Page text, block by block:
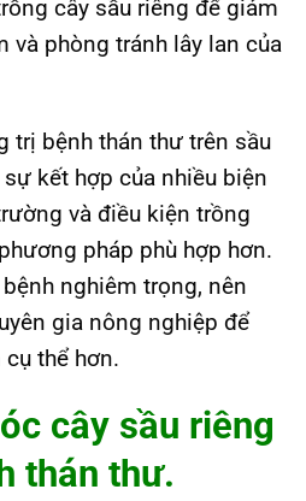
cây sầu riêng để giảm
và phòng tránh lây lan của
trị bệnh thán thư trên sầu
kết hợp của nhiều biện
và điều kiện trồng
pháp phù hợp hơn.
nghiêm trọng, nên
gia nông nghiệp để
thể hơn.
cây sầu riêng
thán thư.